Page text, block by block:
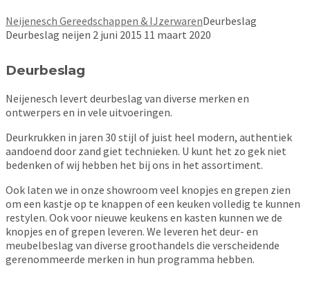
Neijenesch Gereedschappen & IJzerwarenDeurbeslag
Deurbeslag neijen 2 juni 2015 11 maart 2020
Deurbeslag
Neijenesch levert deurbeslag van diverse merken en
ontwerpers en in vele uitvoeringen.
Deurkrukken in jaren 30 stijl of juist heel modern, authentiek
aandoend door zand giet technieken. U kunt het zo gek niet
bedenken of wij hebben het bij ons in het assortiment.
Ook laten we in onze showroom veel knopjes en grepen zien
om een kastje op te knappen of een keuken volledig te kunnen
restylen. Ook voor nieuwe keukens en kasten kunnen we de
knopjes en of grepen leveren. We leveren het deur- en
meubelbeslag van diverse groothandels die verscheidende
gerenommeerde merken in hun programma hebben.